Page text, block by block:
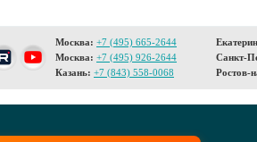
Москва: +7 (495) 665-2644
Москва: +7 (495) 926-2644
Казань: +7 (843) 558-0068
Санкт-
Ростов-